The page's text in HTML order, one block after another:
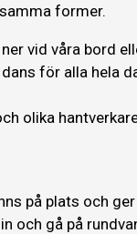
former.
vid våra bord
för alla hela
olika
på plats och
och gå på